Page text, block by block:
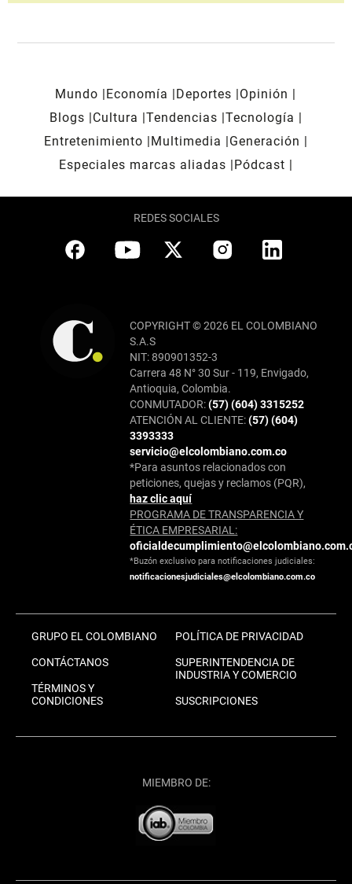
Mundo Economía Deportes
Opinión
Blogs
Cultura Tendencias Tecnología
Entretenimiento
Multimedia
Generación
Especiales marcas aliadas
Pódcast
REDES SOCIALES
COPYRIGHT © 2026 EL COLOMBIANO
S.A.S
NIT: 890901352-3
Carrera 48 N° 30 Sur - 119, Envigado,
Antioquia, Colombia.
CONMUTADOR:(57) (604) 3315252
ATENCIÓN AL CLIENTE:(57) (604)
3393333
servicio@elcolombiano.com.co
*Para asuntos relacionados con
peticiones, quejas y reclamos (PQR),
haz clic aquí
PROGRAMA DE TRANSPARENCIA Y
ÉTICA EMPRESARIAL:
*Buzón exclusivo para notificaciones judiciales:
notificacionesjudiciales@elcolombiano.com.co
GRUPO EL COLOMBIANO
CONTÁCTANOS
TÉRMINOS Y
CONDICIONES
POLÍTICA DE PRIVACIDAD
SUPERINTENDENCIA DE
INDUSTRIA Y COMERCIO
SUSCRIPCIONES
MIEMBRO DE: